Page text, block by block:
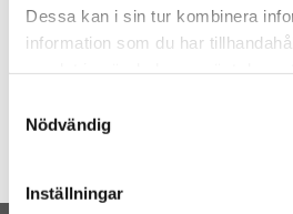
Dessa kan i sin tur kombinera
information som du har
Nödvändig
Inställningar
Auktoriserad Lönekonsult
Skicka e-post